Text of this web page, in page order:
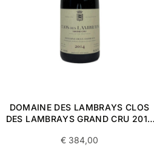
DOMAINE DES LAMBRAYS CLOS
DES LAMBRAYS GRAND CRU 2014
€ 384,00